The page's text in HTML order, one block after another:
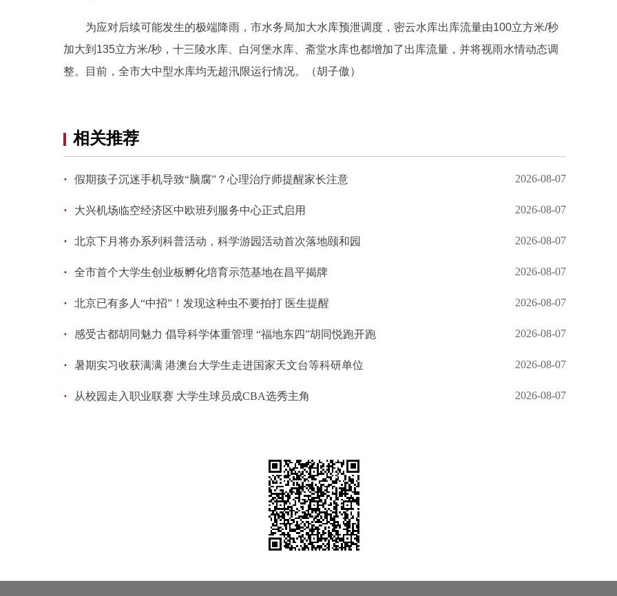
为应对后续可能发生的极端降雨，市水务局加大水库预泄调度，密云水库出库流量由100立方米/秒
加大到135立方米/秒，十三陵水库、白河堡水库、斋堂水库也都增加了出库流量，并将视雨水情动态调
整。目前，全市大中型水库均无超汛限运行情况。（胡子傲）
相关推荐
· 假期孩子沉迷手机导致“脑腐”？心理治疗师提醒家长注意 2026-08-07
· 大兴机场临空经济区中欧班列服务中心正式启用 2026-08-07
· 北京下月将办系列科普活动，科学游园活动首次落地颐和园 2026-08-07
· 全市首个大学生创业板孵化培育示范基地在昌平揭牌 2026-08-07
· 北京已有多人“中招”！发现这种虫不要拍打 医生提醒 2026-08-07
· 感受古都胡同魅力 倡导科学体重管理 “福地东四”胡同悦跑开跑 2026-08-07
· 暑期实习收获满满 港澳台大学生走进国家天文台等科研单位 2026-08-07
· 从校园走入职业联赛 大学生球员成CBA选秀主角 2026-08-07